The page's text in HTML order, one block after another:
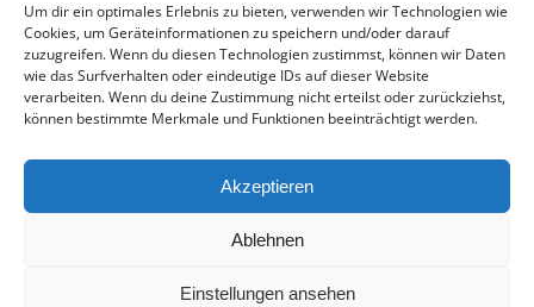
Um dir ein optimales Erlebnis zu bieten, verwenden wir Technologien wie
Cookies, um Geräteinformationen zu speichern und/oder darauf
zuzugreifen. Wenn du diesen Technologien zustimmst, können wir Daten
wie das Surfverhalten oder eindeutige IDs auf dieser Website
verarbeiten. Wenn du deine Zustimmung nicht erteilst oder zurückziehst,
können bestimmte Merkmale und Funktionen beeinträchtigt werden.
Akzeptieren
Ablehnen
Einstellungen ansehen
Qualitätsmanagement:
Qualitätsmanagement in der
Strahlentherapie Technik